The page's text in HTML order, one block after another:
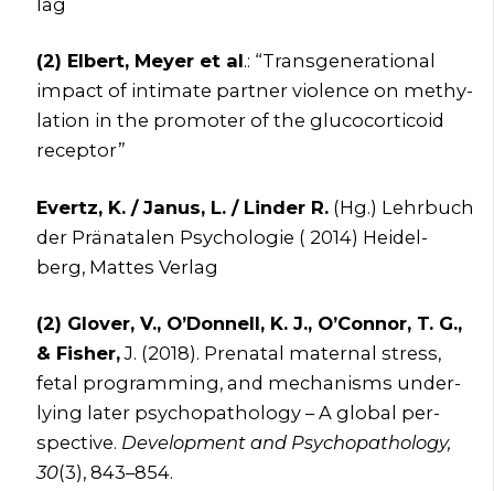
(2) Elbert, Mey­er et al.: “Trans­ge­ne­ra­tio­nal
impact of inti­ma­te part­ner vio­lence on methy­
la­ti­on in the pro­mo­ter of the glu­co­cor­ti­co­id
recep­tor”
Ever­tz, K. / Janus, L. / Lin­der R. (Hg.) Lehr­buch
der Prä­na­ta­len Psy­cho­lo­gie ( 2014) Hei­del­
berg, Mat­tes Ver­lag
(2) Glover, V., O’Donnell, K. J., O’Connor, T. G.,
& Fisher,J. (2018). Pre­na­tal mate­r­nal stress,
fetal pro­gramming, and mecha­nisms under­
ly­ing later psy­cho­pa­tho­lo­gy – A glo­bal per­
spec­ti­ve. Deve­lo­p­ment and Psy­cho­pa­tho­lo­gy,
30(3), 843–854.